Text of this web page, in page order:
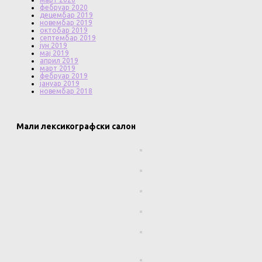
фебруар 2020
децембар 2019
новембар 2019
октобар 2019
септембар 2019
јун 2019
мај 2019
април 2019
март 2019
фебруар 2019
јануар 2019
новембар 2018
Мали лексикографски салон